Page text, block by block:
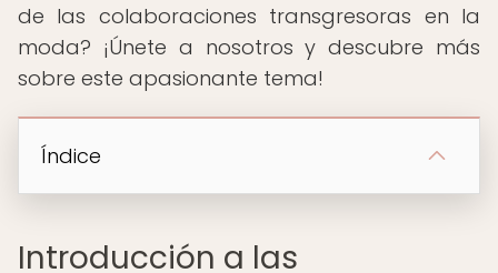
de las colaboraciones transgresoras en la
moda? ¡Únete a nosotros y descubre más
sobre este apasionante tema!
Índice
Introducción a las